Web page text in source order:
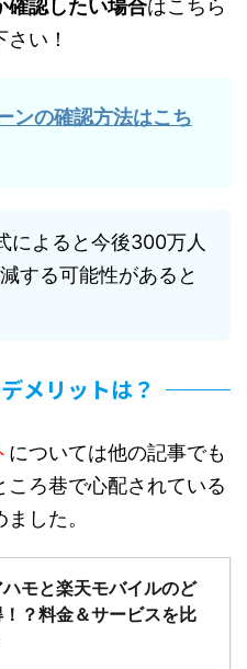
確認したい場合はこちら
い！
ンの確認方法はこち
によると今後300万人
する可能性があると
メリットは？
については他の記事でも
ろ巷で心配されている
した。
ハモと楽天モバイルのど
？料金＆サービスを比